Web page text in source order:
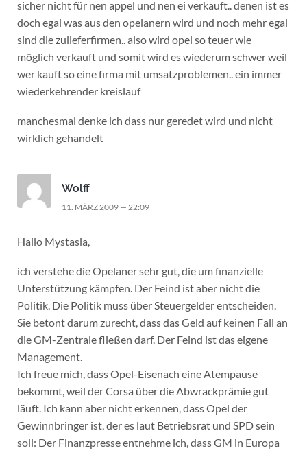
sicher nicht für nen appel und nen ei verkauft.. denen ist es
doch egal was aus den opelanern wird und noch mehr egal
sind die zulieferfirmen.. also wird opel so teuer wie
möglich verkauft und somit wird es wiederum schwer weil
wer kauft so eine firma mit umsatzproblemen.. ein immer
wiederkehrender kreislauf
manchesmal denke ich dass nur geredet wird und nicht
wirklich gehandelt
Wolff
11. MÄRZ 2009 — 22:09
Hallo Mystasia,
ich verstehe die Opelaner sehr gut, die um finanzielle
Unterstützung kämpfen. Der Feind ist aber nicht die
Politik. Die Politik muss über Steuergelder entscheiden.
Sie betont darum zurecht, dass das Geld auf keinen Fall an
die GM-Zentrale fließen darf. Der Feind ist das eigene
Management.
Ich freue mich, dass Opel-Eisenach eine Atempause
bekommt, weil der Corsa über die Abwrackprämie gut
läuft. Ich kann aber nicht erkennen, dass Opel der
Gewinnbringer ist, der es laut Betriebsrat und SPD sein
soll: Der Finanzpresse entnehme ich, dass GM in Europa